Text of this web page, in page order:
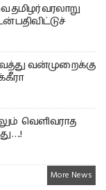
வரலாறு
பதிவிட்டுச்
வன்முறைக்கு
வெளிவராத
….!
More News